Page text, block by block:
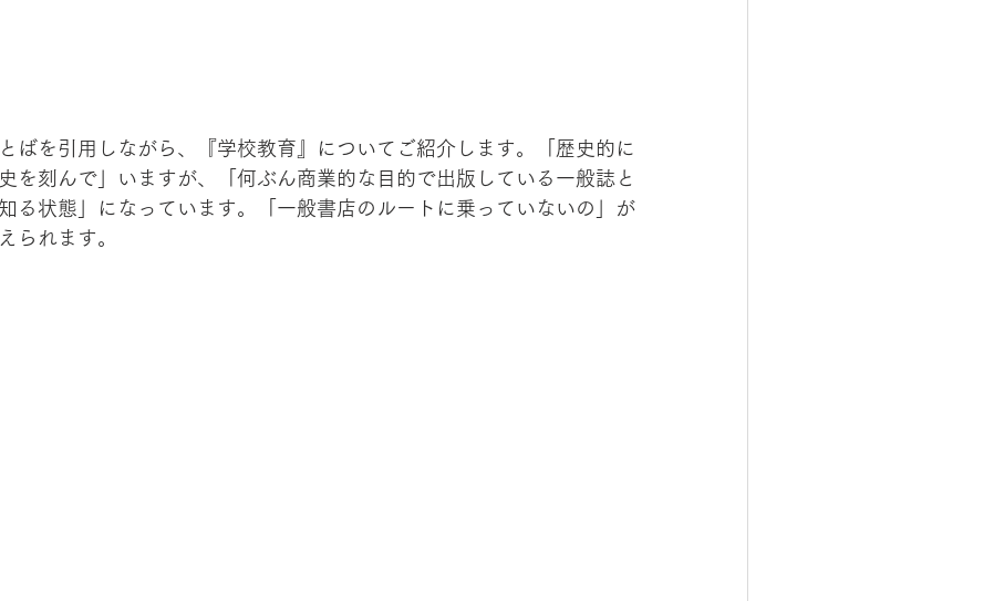
ばを引用しながら、『学校教育』についてご紹介します。「歴史的に
を刻んで」いますが、「何ぶん商業的な目的で出版している一般誌と
る状態」になっています。「一般書店のルートに乗っていないの」が
られます。